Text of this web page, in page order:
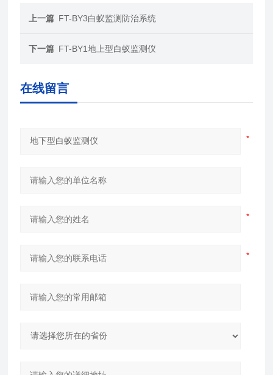
上一篇 FT-BY3白蚁监测防治系统
下一篇 FT-BY1地上型白蚁监测仪
在线留言